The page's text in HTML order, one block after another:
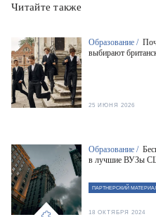
Читайте также
Образование /
выбирают
25 ИЮНЯ 2026
Образование /
в лучшие ВУЗы
ПАРТНЕРСКИЙ
18 ОКТЯБРЯ 2024